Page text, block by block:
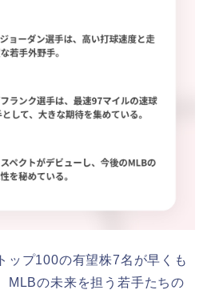
ップ100の有望株7名が早くも
MLBの未来を担う若手たちの